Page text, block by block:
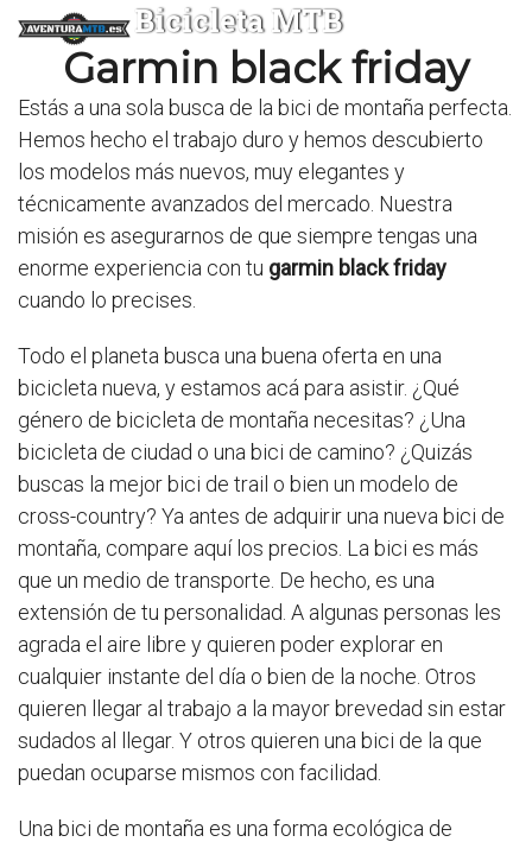
Bicicleta MTB
Garmin black friday
Estás a una sola busca de la bici de montaña perfecta.
Hemos hecho el trabajo duro y hemos descubierto
los modelos más nuevos, muy elegantes y
técnicamente avanzados del mercado. Nuestra
misión es asegurarnos de que siempre tengas una
enorme experiencia con tu garmin black friday
cuando lo precises.
Todo el planeta busca una buena oferta en una
bicicleta nueva, y estamos acá para asistir. ¿Qué
género de bicicleta de montaña necesitas? ¿Una
bicicleta de ciudad o una bici de camino? ¿Quizás
buscas la mejor bici de trail o bien un modelo de
cross-country? Ya antes de adquirir una nueva bici de
montaña, compare aquí los precios. La bici es más
que un medio de transporte. De hecho, es una
extensión de tu personalidad. A algunas personas les
agrada el aire libre y quieren poder explorar en
cualquier instante del día o bien de la noche. Otros
quieren llegar al trabajo a la mayor brevedad sin estar
sudados al llegar. Y otros quieren una bici de la que
puedan ocuparse mismos con facilidad.
Una bici de montaña es una forma ecológica de